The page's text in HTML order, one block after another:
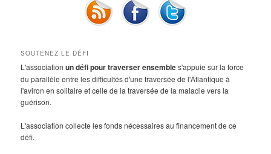
SOUTENEZ LE DÉFI
L'associationun défi pour traverser ensembles'appuie sur la force
du parallèle entre les difficultés d'une traversée de l'Atlantique à
l'aviron en solitaire et celle de la traversée de la maladie vers la
guérison.
L'association collecte les fonds nécessaires au financement de ce
défi.